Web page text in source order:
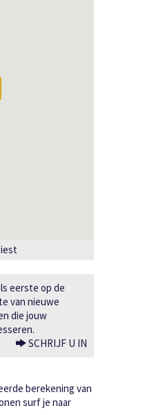
eerste op de
van nieuwe
die jouw
SCHRIJF U IN
berekening van
surf je naar